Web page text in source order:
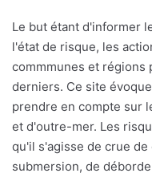
Le but étant d'informer
l'état de risque, les
commmunes et régions
derniers. Ce site
prendre en compte sur
et d'outre-mer. Les
qu'il s'agisse de crue de
submersion, de